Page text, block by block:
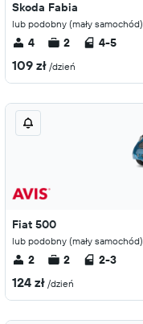
Skoda Fabia
lub podobny (mały samochód)
4 2 4-5
109 zł /dzień
Fiat 500
lub podobny (mały samochód)
2 2 2-3
124 zł /dzień